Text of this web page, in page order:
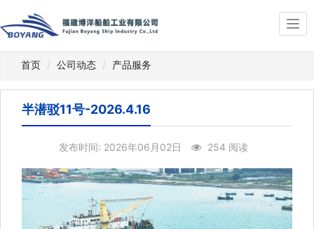
首页 公司动态 产品服务
半潜驳11号-2026.4.16
发布时间: 2026年06月02日 254 阅读